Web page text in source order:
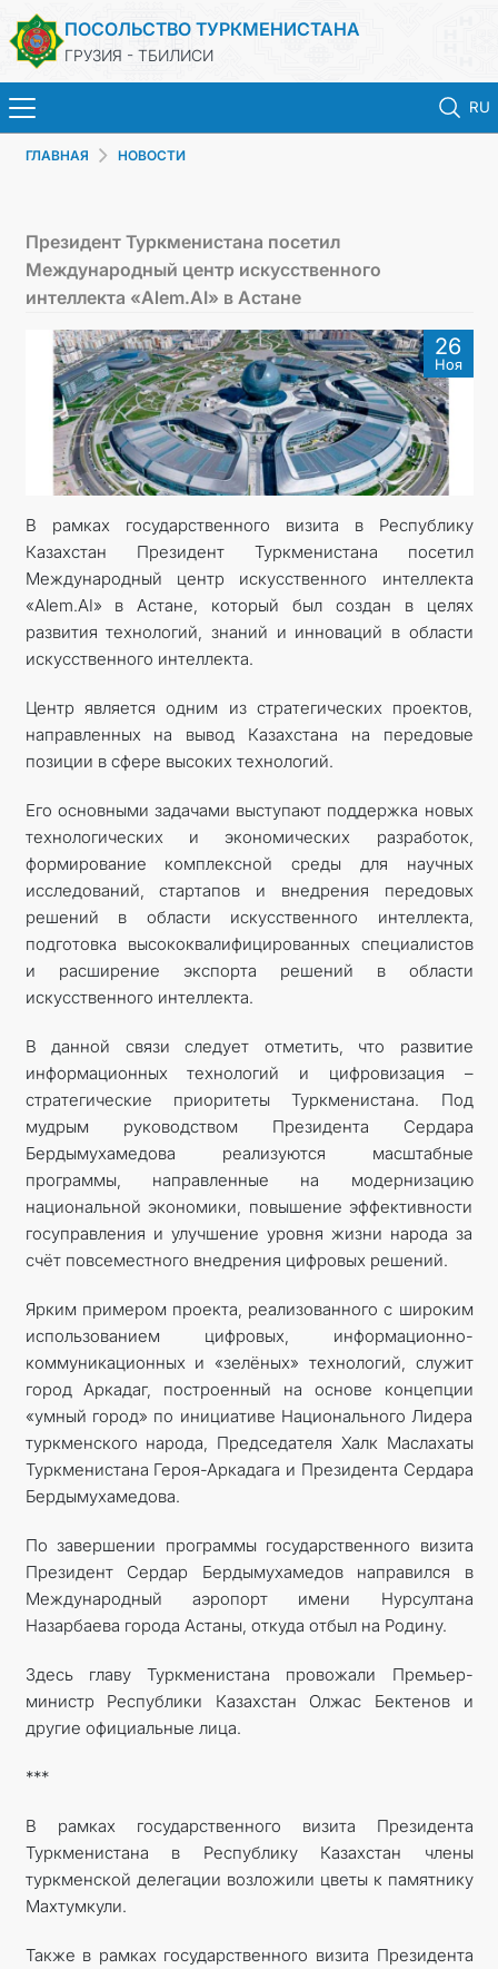
ПОСОЛЬСТВО ТУРКМЕНИСТАНА
ГРУЗИЯ - ТБИЛИСИ
RU
ТУРКМЕНИСТАН
КОНСУЛЬСКИЕ УСЛУГИ
МИД
КОНТАКТНЫЕ ДАННЫЕ
ГЛАВНАЯ НОВОСТИ
Президент Туркменистана посетил
Международный центр искусственного
интеллекта «Alem.AI» в Астане
26
Ноя
В рамках государственного визита в Республику
Казахстан Президент Туркменистана посетил
Международный центр искусственного интеллекта
«Alem.AI» в Астане, который был создан в целях
развития технологий, знаний и инноваций в области
искусственного интеллекта.
Центр является одним из стратегических проектов,
направленных на вывод Казахстана на передовые
позиции в сфере высоких технологий.
Его основными задачами выступают поддержка новых
технологических и экономических разработок,
формирование комплексной среды для научных
исследований, стартапов и внедрения передовых
решений в области искусственного интеллекта,
подготовка высококвалифицированных специалистов
и расширение экспорта решений в области
искусственного интеллекта.
В данной связи следует отметить, что развитие
информационных технологий и цифровизация –
стратегические приоритеты Туркменистана. Под
мудрым руководством Президента Сердара
Бердымухамедова реализуются масштабные
программы, направленные на модернизацию
национальной экономики, повышение эффективности
госуправления и улучшение уровня жизни народа за
счёт повсеместного внедрения цифровых решений.
Ярким примером проекта, реализованного с широким
использованием цифровых, информационно-
коммуникационных и «зелёных» технологий, служит
город Аркадаг, построенный на основе концепции
«умный город» по инициативе Национального Лидера
туркменского народа, Председателя Халк Маслахаты
Туркменистана Героя-Аркадага и Президента Сердара
Бердымухамедова.
По завершении программы государственного визита
Президент Сердар Бердымухамедов направился в
Международный аэропорт имени Нурсултана
Назарбаева города Астаны, откуда отбыл на Родину.
Здесь главу Туркменистана провожали Премьер-
министр Республики Казахстан Олжас Бектенов и
другие официальные лица.
***
В рамках государственного визита Президента
Туркменистана в Республику Казахстан члены
туркменской делегации возложили цветы к памятнику
Махтумкули.
Также в рамках государственного визита Президента